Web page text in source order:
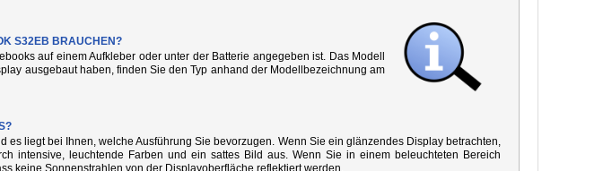
S32EB BRAUCHEN?
auf einem Aufkleber oder unter der Batterie angegeben ist. Das Modell
ausgebaut haben, finden Sie den Typ anhand der Modellbezeichnung am
es liegt bei Ihnen, welche Ausführung Sie bevorzugen. Wenn Sie ein glänzendes Display betrachten,
intensive, leuchtende Farben und ein sattes Bild aus. Wenn Sie in einem beleuchteten Bereich
keine Sonnenstrahlen von der Displayoberfläche reflektiert werden.